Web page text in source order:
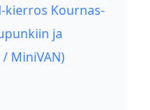
kierros Kournas-
ja
MiniVAN)